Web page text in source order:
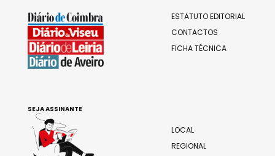
ESTATUTO EDITORIAL
CONTACTOS
FICHA TÉCNICA
LOCAL
REGIONAL
SEJA ASSINANTE